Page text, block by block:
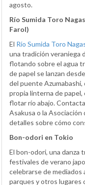
agosto.
Río Sumida Toro
Farol)
El Río Sumida Toro
una tradición veraniega
flotando sobre el agua
de papel se lanzan
del puente Azumabashi,
propia linterna de papel,
flotar río abajo.
Asakusa o la
detalles sobre cómo
Bon-odori en Tokio
El bon-odori, una danza
festivales de verano
celebrarse de mediados
parques y otros lugares